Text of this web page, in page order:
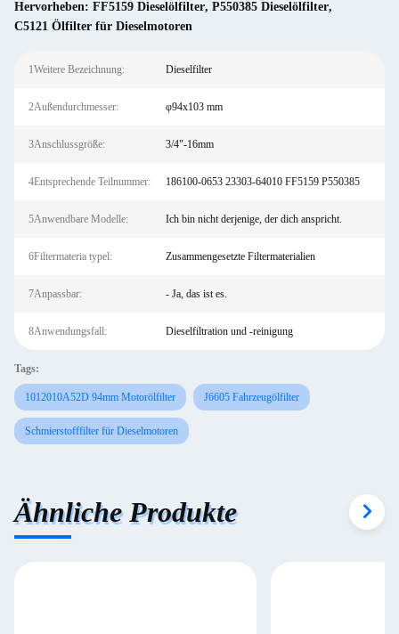
Hervorheben: FF5159 Dieselölfilter, P550385 Dieselölfilter,
C5121 Ölfilter für Dieselmotoren
1Weitere Bezeichnung: Dieselfilter
2Außendurchmesser: φ94x103 mm
3Anschlussgröße: 3/4"-16mm
4Entsprechende Teilnummer: 186100-0653 23303-64010 FF5159 P550385
5Anwendbare Modelle: Ich bin nicht derjenige, der dich anspricht.
6Filtermateria typel: Zusammengesetzte Filtermaterialien
7Anpassbar: - Ja, das ist es.
8Anwendungsfall: Dieselfiltration und -reinigung
Tags:
1012010A52D 94mm Motorölfilter J6605 Fahrzeugölfilter
Schmierstofffilter für Dieselmotoren
Ähnliche Produkte